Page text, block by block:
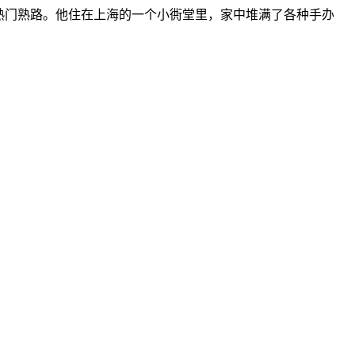
熟路。他住在上海的一个小衖堂里，家中堆满了各种手办